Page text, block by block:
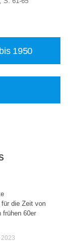
1950
die Zeit von
frühen 60er
2023